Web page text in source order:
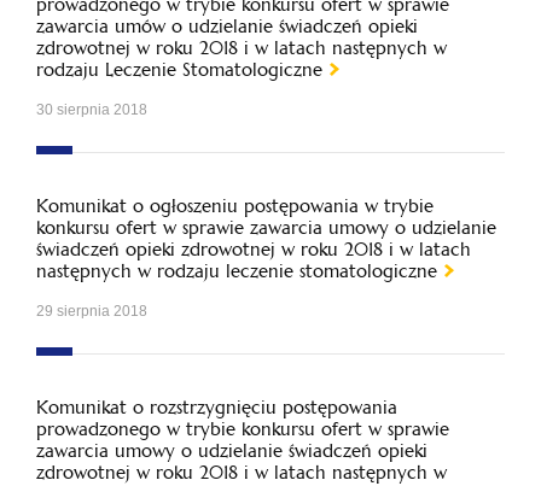
zawarcia umów o udzielanie świadczeń opieki
zdrowotnej w roku 2018 i w latach następnych w
rodzaju Leczenie Stomatologiczne
30 sierpnia 2018
Komunikat o ogłoszeniu postępowania w trybie
konkursu ofert w sprawie zawarcia umowy o udzielanie
świadczeń opieki zdrowotnej w roku 2018 i w latach
następnych w rodzaju leczenie stomatologiczne
29 sierpnia 2018
Komunikat o rozstrzygnięciu postępowania
prowadzonego w trybie konkursu ofert w sprawie
zawarcia umowy o udzielanie świadczeń opieki
zdrowotnej w roku 2018 i w latach następnych w